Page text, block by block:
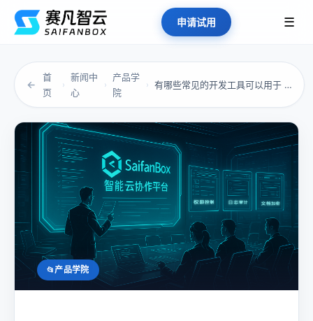
申请试用 ☰
←
首
页
›
新闻中
心
›
产品学
院
› 有哪些常见的开发工具可以用于 Windows...
产品学院